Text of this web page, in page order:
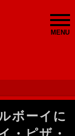
MENU
ボーイに